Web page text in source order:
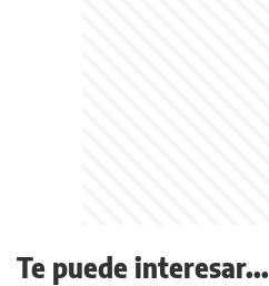
Te puede interesar...